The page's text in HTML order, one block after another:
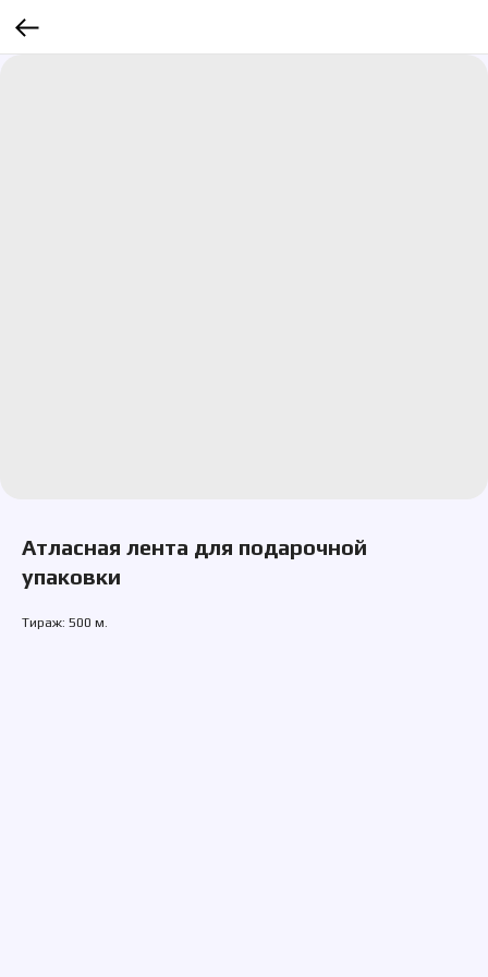
Атласная лента для подарочной
упаковки
Тираж: 500 м.